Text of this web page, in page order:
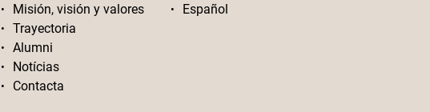
Misión, visión y valores
Trayectoria
Alumni
Notícias
Contacta
Español